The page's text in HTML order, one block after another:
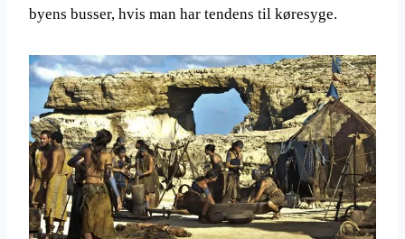
byens busser, hvis man har tendens til køresyge.